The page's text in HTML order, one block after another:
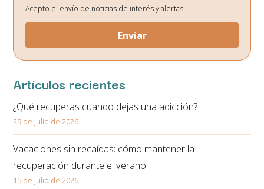
obligación legal.
Derechos:
Podrá ejercitar los derechos de acceso, rectificación, supresión,
oposición, portabilidad y retirada de consentimiento de sus datos personales
en la dirección de correo electrónico. En la política de privacidad de la página
web podrá ampliar está información.
Acepto el envío de noticias de interés y alertas.
Artículos recientes
¿Qué recuperas cuando dejas una adicción?
29 de julio de 2026
Vacaciones sin recaídas: cómo mantener la
recuperación durante el verano
15 de julio de 2026